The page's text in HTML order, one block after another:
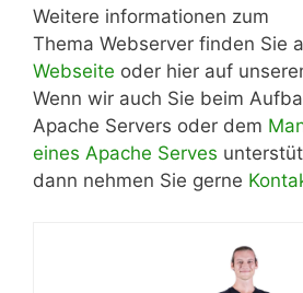
Weitere informationen zum
Thema Webserver finden Sie
Webseite oder hier auf
Wenn wir auch Sie beim
Apache Servers oder dem
eines Apache Serves
dann nehmen Sie gerne